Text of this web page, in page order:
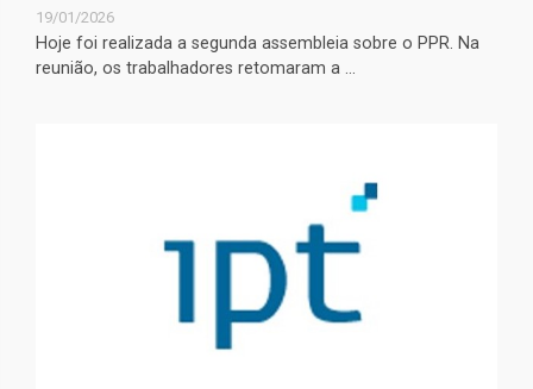
19/01/2026
Hoje foi realizada a segunda assembleia sobre o PPR. Na
reunião, os trabalhadores retomaram a ...